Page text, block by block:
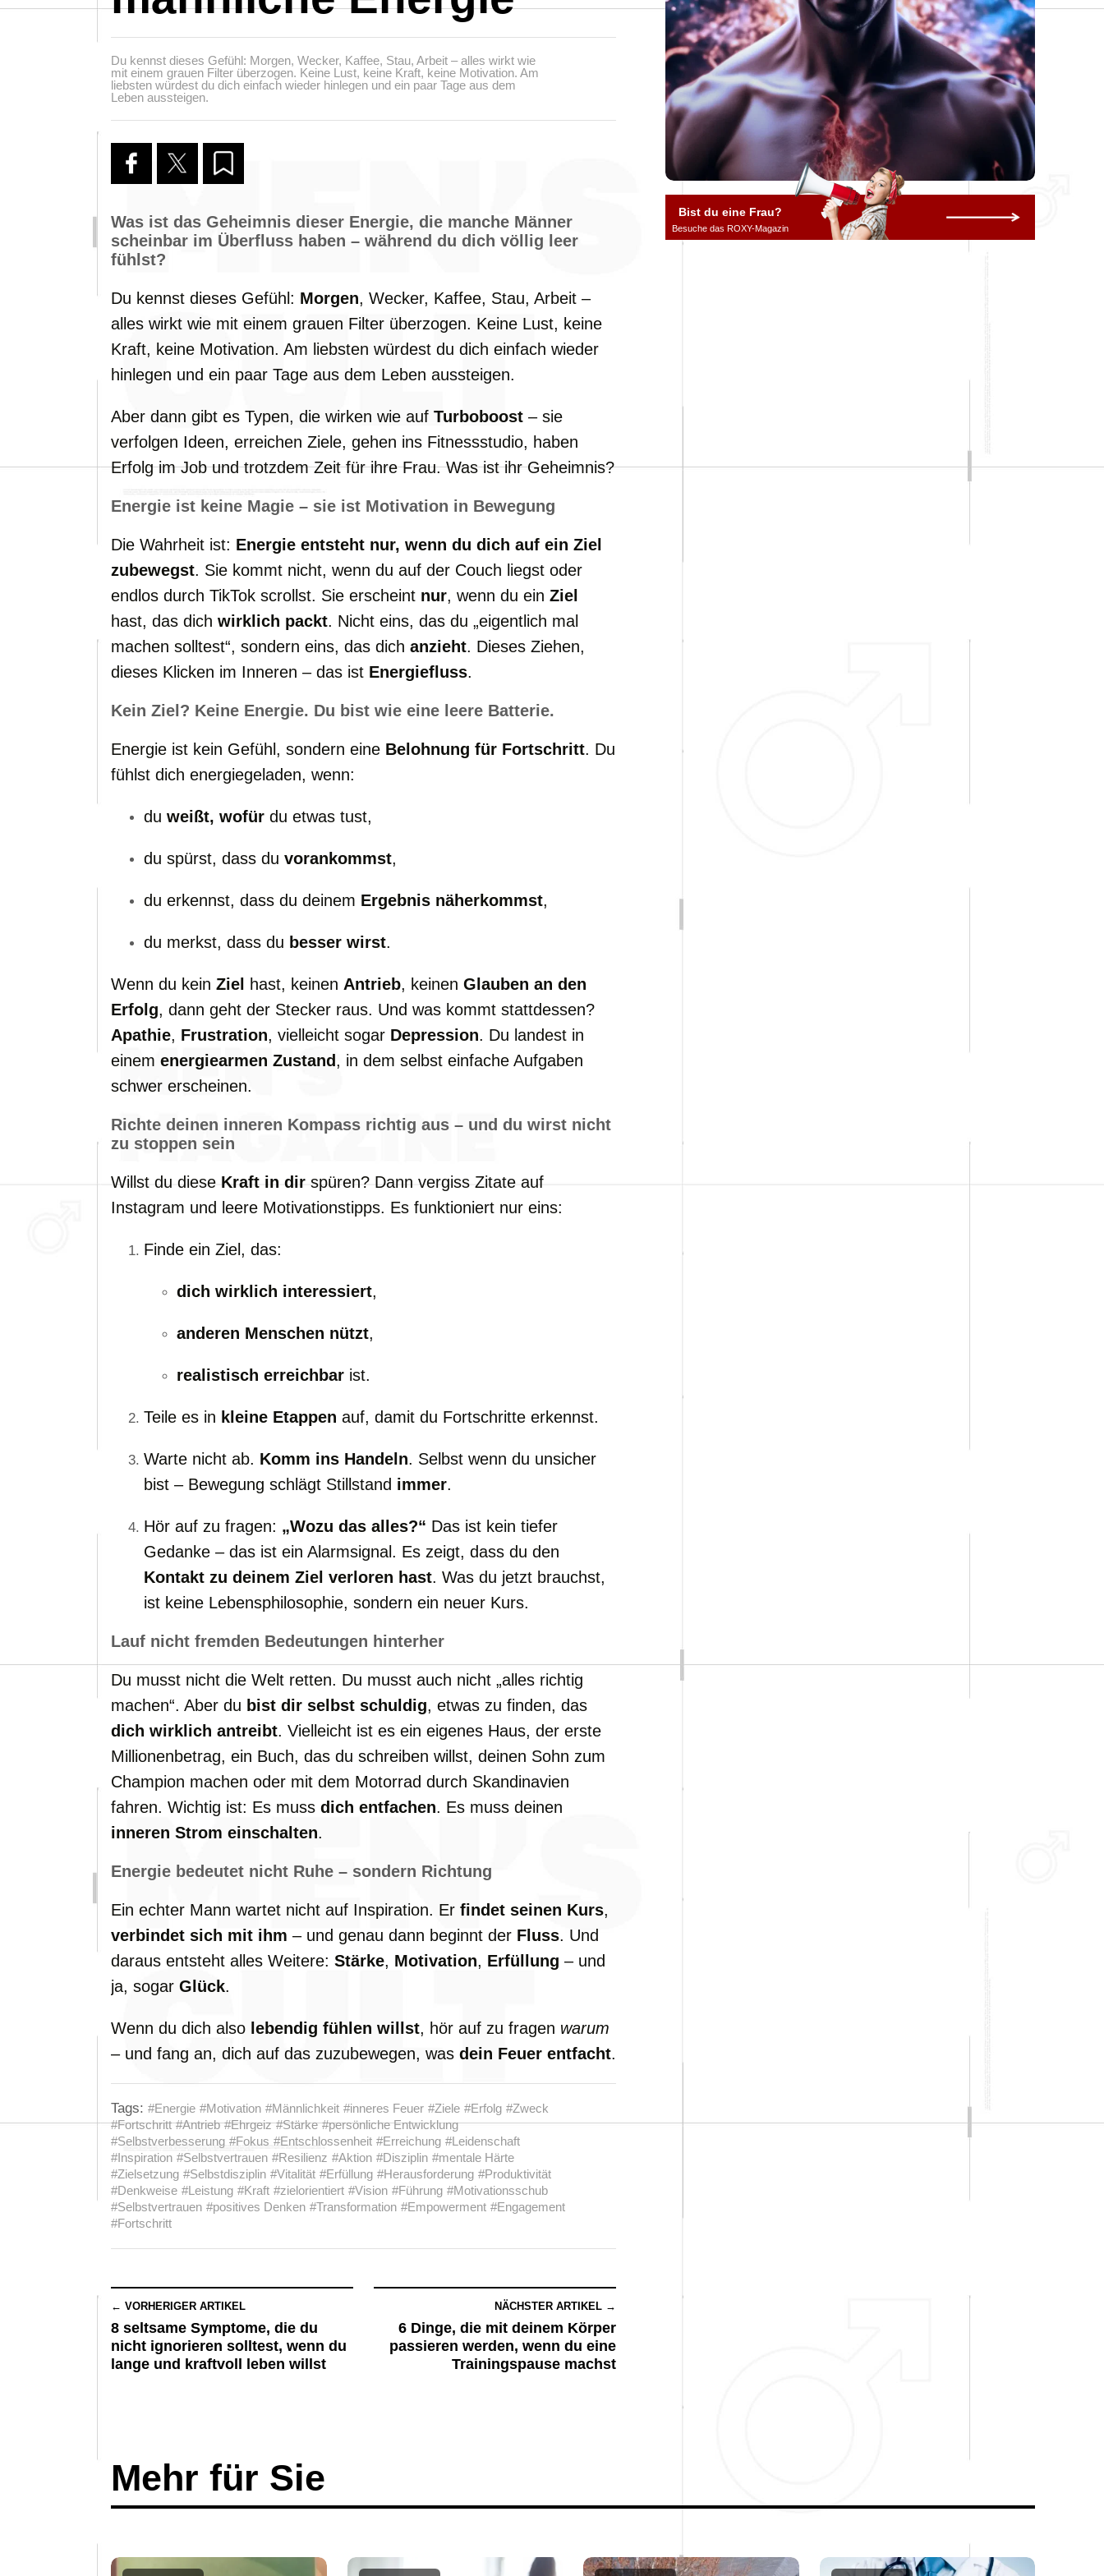
Du kennst dieses Gefühl: Morgen, Wecker, Kaffee, Stau, Arbeit – alles wirkt wie
mit einem grauen Filter überzogen. Keine Lust, keine Kraft, keine Motivation. Am
liebsten würdest du dich einfach wieder hinlegen und ein paar Tage aus dem
Leben aussteigen.
Was ist das Geheimnis dieser Energie, die manche Männer
scheinbar im Überfluss haben – während du dich völlig leer
fühlst?
Du kennst dieses Gefühl: Morgen, Wecker, Kaffee, Stau, Arbeit –
alles wirkt wie mit einem grauen Filter überzogen. Keine Lust, keine
Kraft, keine Motivation. Am liebsten würdest du dich einfach wieder
hinlegen und ein paar Tage aus dem Leben aussteigen.
Aber dann gibt es Typen, die wirken wie auf Turboboost – sie
verfolgen Ideen, erreichen Ziele, gehen ins Fitnessstudio, haben
Erfolg im Job und trotzdem Zeit für ihre Frau. Was ist ihr Geheimnis?
Energie ist keine Magie – sie ist Motivation in Bewegung
Die Wahrheit ist: Energie entsteht nur, wenn du dich auf ein Ziel
zubewegst. Sie kommt nicht, wenn du auf der Couch liegst oder
endlos durch TikTok scrollst. Sie erscheint nur, wenn du ein Ziel
hast, das dich wirklich packt. Nicht eins, das du „eigentlich mal
machen solltest“, sondern eins, das dich anzieht. Dieses Ziehen,
dieses Klicken im Inneren – das ist Energiefluss.
Kein Ziel? Keine Energie. Du bist wie eine leere Batterie.
Energie ist kein Gefühl, sondern eine Belohnung für Fortschritt. Du
fühlst dich energiegeladen, wenn:
du weißt, wofür du etwas tust,
du spürst, dass du vorankommst,
du erkennst, dass du deinem Ergebnis näherkommst,
du merkst, dass du besser wirst.
Wenn du kein Ziel hast, keinen Antrieb, keinen Glauben an den
Erfolg, dann geht der Stecker raus. Und was kommt stattdessen?
Apathie, Frustration, vielleicht sogar Depression. Du landest in
einem energiearmen Zustand , in dem selbst einfache Aufgaben
schwer erscheinen.
Richte deinen inneren Kompass richtig aus – und du wirst nicht
zu stoppen sein
Willst du diese Kraft in dir spüren? Dann vergiss Zitate auf
Instagram und leere Motivationstipps. Es funktioniert nur eins:
Finde ein Ziel, das:
dich wirklich interessiert,
anderen Menschen nützt,
realistisch erreichbar ist.
Teile es in kleine Etappen auf, damit du Fortschritte erkennst.
Warte nicht ab. Komm ins Handeln. Selbst wenn du unsicher
bist – Bewegung schlägt Stillstand immer.
Hör auf zu fragen: „Wozu das alles?“ Das ist kein tiefer
Gedanke – das ist ein Alarmsignal. Es zeigt, dass du den
Kontakt zu deinem Ziel verloren hast. Was du jetzt brauchst,
ist keine Lebensphilosophie, sondern ein neuer Kurs.
Lauf nicht fremden Bedeutungen hinterher
Du musst nicht die Welt retten. Du musst auch nicht „alles richtig
machen“. Aber du bist dir selbst schuldig, etwas zu finden, das
dich wirklich antreibt. Vielleicht ist es ein eigenes Haus, der erste
Millionenbetrag, ein Buch, das du schreiben willst, deinen Sohn zum
Champion machen oder mit dem Motorrad durch Skandinavien
fahren. Wichtig ist: Es muss dich entfachen. Es muss deinen
inneren Strom einschalten.
Energie bedeutet nicht Ruhe – sondern Richtung
Ein echter Mann wartet nicht auf Inspiration. Er findet seinen Kurs,
verbindet sich mit ihm – und genau dann beginnt der Fluss. Und
daraus entsteht alles Weitere: Stärke, Motivation, Erfüllung – und
ja, sogar Glück.
Wenn du dich also lebendig fühlen willst, hör auf zu fragen warum
– und fang an, dich auf das zuzubewegen, was dein Feuer entfacht.
Tags: #Energie #Motivation #Männlichkeit #inneres Feuer #Ziele #Erfolg #Zweck
#Fortschritt #Antrieb #Ehrgeiz #Stärke #persönliche Entwicklung
#Selbstverbesserung #Fokus #Entschlossenheit #Erreichung #Leidenschaft
#Inspiration #Selbstvertrauen #Resilienz #Aktion #Disziplin #mentale Härte
#Zielsetzung #Selbstdisziplin #Vitalität #Erfüllung #Herausforderung #Produktivität
#Denkweise #Leistung #Kraft #zielorientiert #Vision #Führung #Motivationsschub
#Selbstvertrauen #positives Denken #Transformation #Empowerment #Engagement
#Fortschritt
← VORHERIGER ARTIKEL
8 seltsame Symptome, die du
nicht ignorieren solltest, wenn du
lange und kraftvoll leben willst
NÄCHSTER ARTIKEL →
6 Dinge, die mit deinem Körper
passieren werden, wenn du eine
Trainingspause machst
Bist du eine Frau?
Besuche das ROXY-Magazin
Mehr für Sie